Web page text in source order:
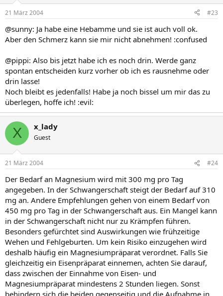
21 März 2004 #23
@sunny: Ja habe eine Hebamme und sie ist auch voll ok.
Aber den Schmerz kann sie mir nicht abnehmen! :confused
@pippi: Also bis jetzt habe ich es noch drin. Werde ganz
spontan entscheiden kurz vorher ob ich es rausnehme oder
drin lasse!
Noch bleibt es jedenfalls! Habe ja noch bissel um mir das zu
überlegen, hoffe ich! :evil:
X x_lady
Guest
21 März 2004 #24
Der Bedarf an Magnesium wird mit 300 mg pro Tag
angegeben. In der Schwangerschaft steigt der Bedarf auf 310
mg an. Andere Empfehlungen gehen von einem Bedarf von
450 mg pro Tag in der Schwangerschaft aus. Ein Mangel kann
in der Schwangerschaft nicht nur zu Krämpfen führen.
Besonders gefürchtet sind Auswirkungen wie frühzeitige
Wehen und Fehlgeburten. Um kein Risiko einzugehen wird
deshalb häufig ein Magnesiumpräparat verordnet. Falls Sie
gleichzeitig ein Eisenpräparat einnemen, achten Sie darauf,
dass zwischen der Einnahme von Eisen- und
Magnesiumpräparat mindestens 2 Stunden liegen. Sonst
behindern sich die beiden gegenseitig und die Aufnahme in